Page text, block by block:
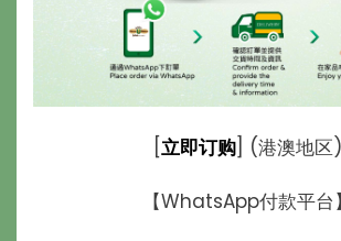
立即订购] (港澳地区)
【WhatsApp付款平台】